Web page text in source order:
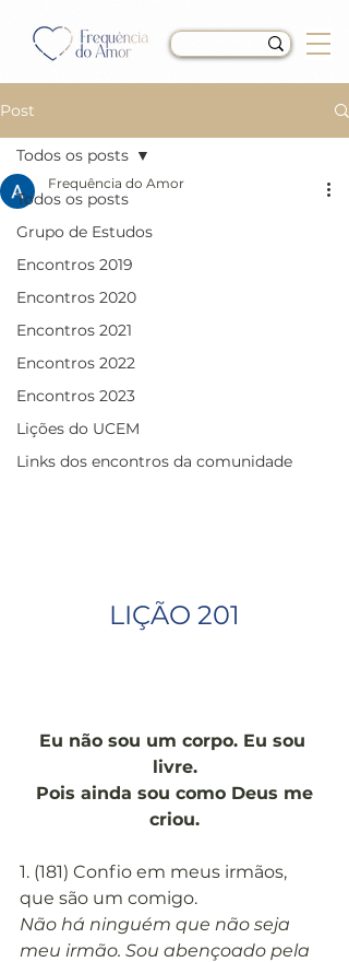
Post
Todos os posts
Grupo de Estudos
Encontros 2019
Encontros 2020
Encontros 2021
Encontros 2022
Encontros 2023
Lições do UCEM
Links dos encontros da comunidade
Todos os posts
LIÇÃO 201 do Livro de
Exercícios de “Um Curso
em Milagres” (UCEM)
Frequência do Amor
LIÇÃO 201
Eu não sou um corpo. Eu sou
livre.
Pois ainda sou como Deus me
criou.
1. (181) Confio em meus irmãos,
que são um comigo.
Não há ninguém que não seja
meu irmão. Sou abençoado pela